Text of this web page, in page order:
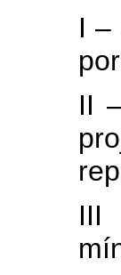
I –
II
III